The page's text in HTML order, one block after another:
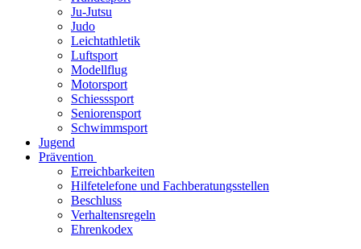
Ju-Jutsu
Judo
Leichtathletik
Luftsport
Modellflug
Motorsport
Schiesssport
Seniorensport
Schwimmsport
Jugend
Prävention
Erreichbarkeiten
Hilfetelefone und Fachberatungsstellen
Beschluss
Verhaltensregeln
Ehrenkodex